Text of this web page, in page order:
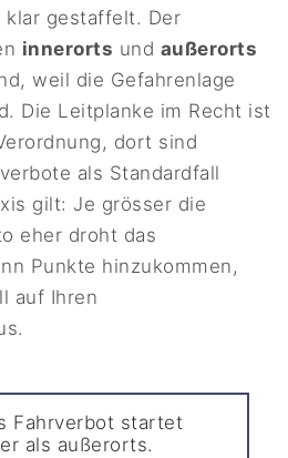
klar gestaffelt. Der
innerorts und außerorts
weil die Gefahrenlage
Die Leitplanke im Recht ist
dort sind
als Standardfall
gilt: Je grösser die
eher droht das
Punkte hinzukommen,
auf Ihren
Fahrverbot startet
als außerorts.